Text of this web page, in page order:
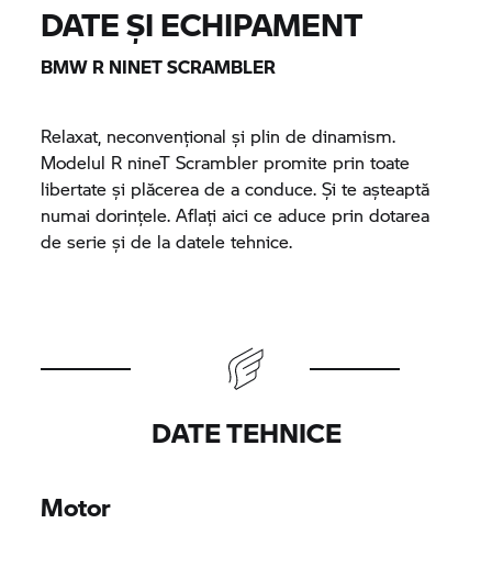
DATE ȘI ECHIPAMENT
BMW R NINETSCRAMBLER
Relaxat, neconvențional și plin de dinamism.
Modelul R nineT Scrambler promite prin toate
libertate și plăcerea de a conduce. Și te așteaptă
numai dorințele. Aflați aici ce aduce prin dotarea
de serie și de la datele tehnice.
DATE TEHNICE
Motor